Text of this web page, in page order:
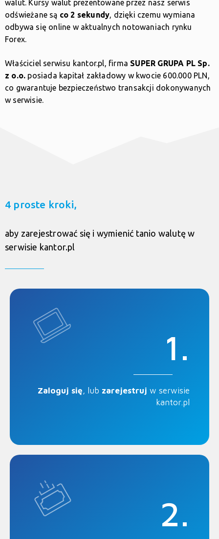
walut. Kursy walut prezentowane przez nasz serwis
odświeżane są co 2 sekundy, dzięki czemu wymiana
odbywa się online w aktualnych notowaniach rynku
Forex.
Właściciel serwisu kantor.pl, firma SUPER GRUPA PL Sp.
z o.o. posiada kapitał zakładowy w kwocie 600.000 PLN,
co gwarantuje bezpieczeństwo transakcji dokonywanych
w serwisie.
4 proste kroki,
aby zarejestrować się i wymienić tanio walutę w
serwisie kantor.pl
1.
Zaloguj się, lub zarejestruj w serwisie
kantor.pl
2.